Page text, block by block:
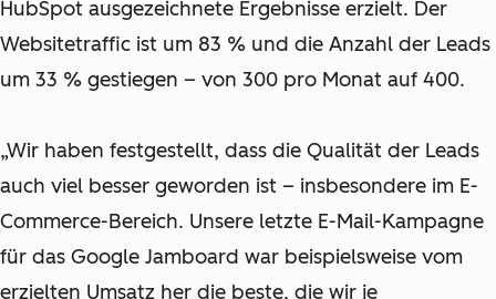
HubSpot ausgezeichnete Ergebnisse erzielt. Der
Websitetraffic ist um 83 % und die Anzahl der Leads
um 33 % gestiegen – von 300 pro Monat auf 400.
„Wir haben festgestellt, dass die Qualität der Leads
auch viel besser geworden ist – insbesondere im E-
Commerce-Bereich. Unsere letzte E-Mail-Kampagne
für das Google Jamboard war beispielsweise vom
erzielten Umsatz her die beste, die wir je